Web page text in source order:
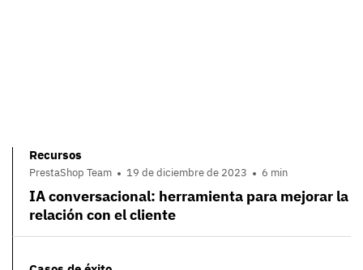
Recursos
PrestaShop Team 19 de diciembre de 2023 6 min
IA conversacional: herramienta para mejorar la
relación con el cliente